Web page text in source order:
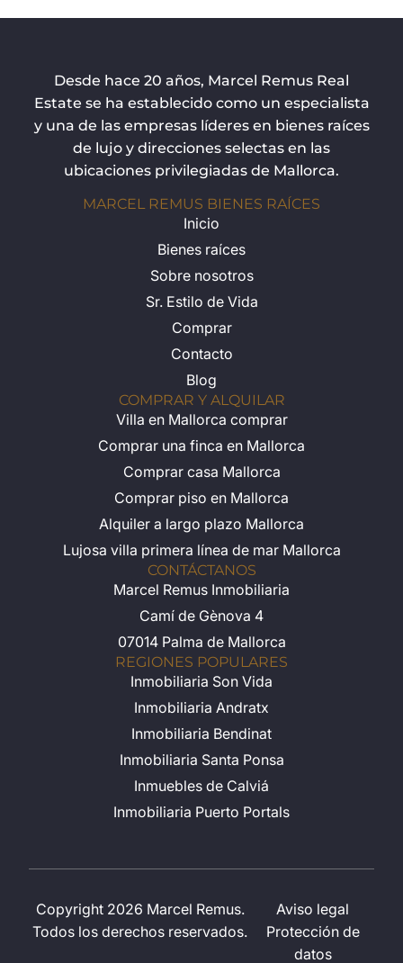
Desde hace 20 años, Marcel Remus Real
Estate se ha establecido como un especialista
y una de las empresas líderes en bienes raíces
de lujo y direcciones selectas en las
ubicaciones privilegiadas de Mallorca.
MARCEL REMUS BIENES RAÍCES
Inicio
Bienes raíces
Sobre nosotros
Sr. Estilo de Vida
Comprar
Contacto
Blog
COMPRAR Y ALQUILAR
Villa en Mallorca comprar
Comprar una finca en Mallorca
Comprar casa Mallorca
Comprar piso en Mallorca
Alquiler a largo plazo Mallorca
Lujosa villa primera línea de mar Mallorca
CONTÁCTANOS
Marcel Remus Inmobiliaria
Camí de Gènova 4
07014 Palma de Mallorca
REGIONES POPULARES
Inmobiliaria Son Vida
Inmobiliaria Andratx
Inmobiliaria Bendinat
Inmobiliaria Santa Ponsa
Inmuebles de Calviá
Inmobiliaria Puerto Portals
Copyright 2026 Marcel Remus.
Todos los derechos reservados.
Aviso legal
Protección de
datos